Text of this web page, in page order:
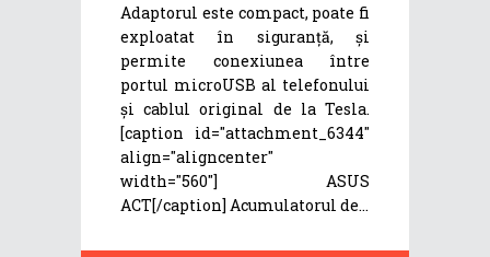
Adaptorul este compact, poate fi
exploatat în siguranță, și
permite conexiunea între
portul microUSB al telefonului
și cablul original de la Tesla.
[caption id="attachment_6344"
align="aligncenter"
width="560"] ASUS
ACT[/caption] Acumulatorul de